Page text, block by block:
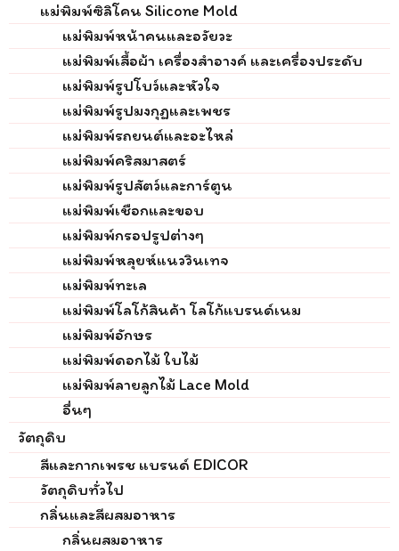
แม่พิมพ์ซิลิโคน Silicone Mold
แม่พิมพ์หน้าคนและอวัยวะ
แม่พิมพ์เสื้อผ้า เครื่องสำอางค์ และเครื่องประดับ
แม่พิมพ์รูปโบว์และหัวใจ
แม่พิมพ์รูปมงกุฏและเพชร
แม่พิมพ์รถยนต์และอะไหล่
แม่พิมพ์คริสมาสตร์
แม่พิมพ์รูปสัตว์และการ์ตูน
แม่พิมพ์เชือกและขอบ
แม่พิมพ์กรอปรูปต่างๆ
แม่พิมพ์หลุยห์แนววินเทจ
แม่พิมพ์ทะเล
แม่พิมพ์โลโก้สินค้า โลโก้แบรนด์เนม
แม่พิมพ์อักษร
แม่พิมพ์ดอกไม้ ใบไม้
แม่พิมพ์ลายลูกไม้ Lace Mold
อื่นๆ
วัตถุดิบ
สีและกากเพรช แบรนด์ EDICOR
วัตถุดิบทั่วไป
กลิ่นและสีผสมอาหาร
กลิ่นผสมอาหาร